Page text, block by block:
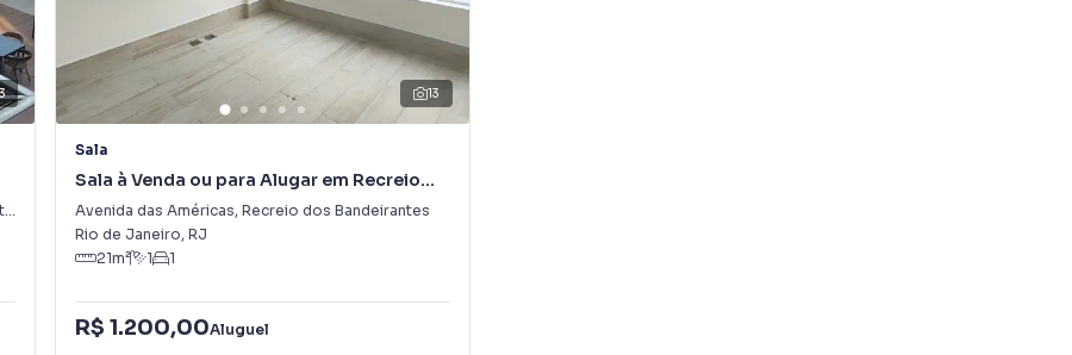
13
Sala
Sala à Venda ou para Alugar em Recreio
dos Bandeirantes
Avenida das Américas, Recreio dos Bandeirantes
Rio de Janeiro, RJ
21m² 1 1
R$ 1.200,00Aluguel